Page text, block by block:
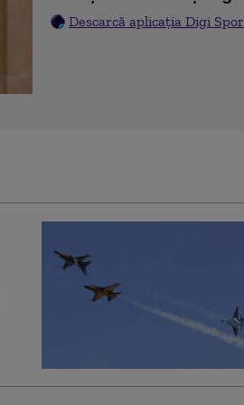
Descarcă aplicația Digi